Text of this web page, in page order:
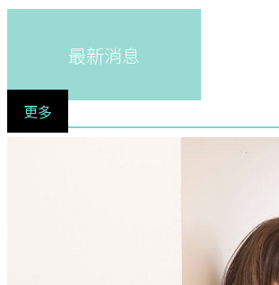
最新消息
更多